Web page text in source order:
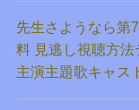
先生さようなら第
料 見逃し視聴方
主演主題歌キャス